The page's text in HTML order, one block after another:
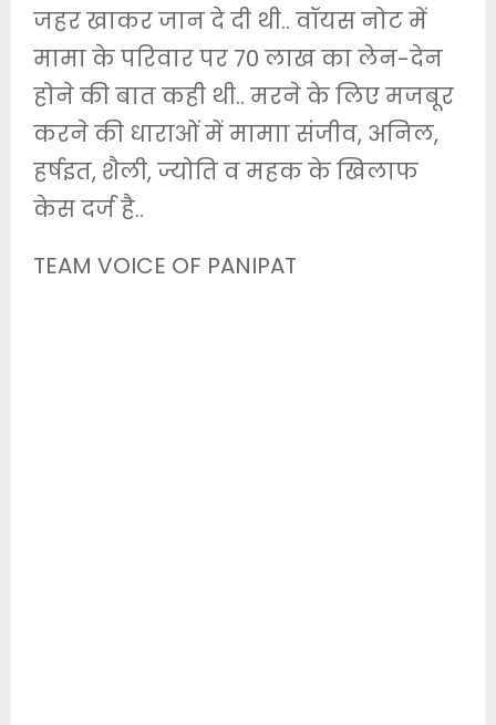
जहर खाकर जान दे दी थी.. वॉयस नोट में
मामा के परिवार पर 70 लाख का लेन-देन
होने की बात कही थी.. मरने के लिए मजबूर
करने की धाराओं में मामाा संजीव, अनिल,
हर्षइत, शैली, ज्योति व महक के खिलाफ
केस दर्ज है..
TEAM VOICE OF PANIPAT